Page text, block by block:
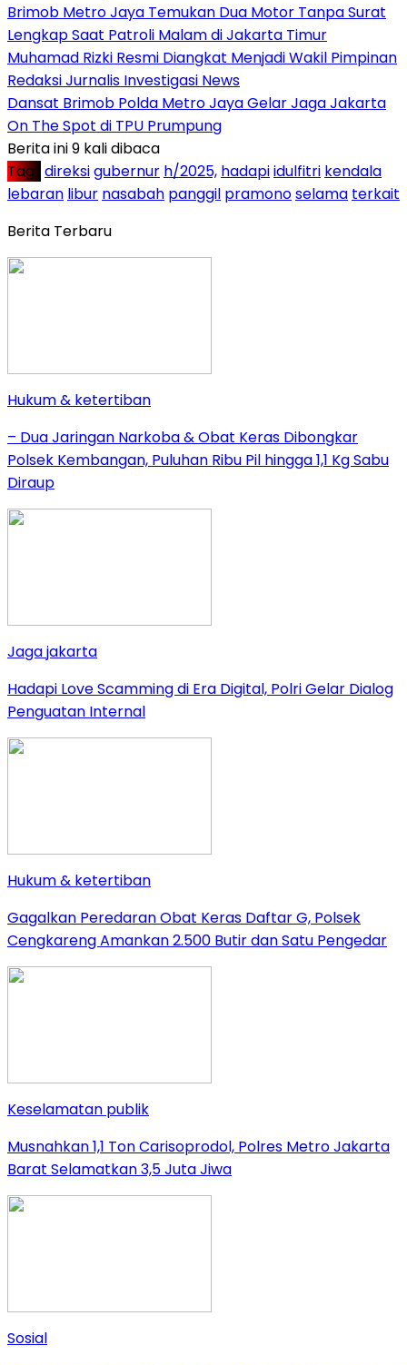
Brimob Metro Jaya Temukan Dua Motor Tanpa Surat
Lengkap Saat Patroli Malam di Jakarta Timur
Muhamad Rizki Resmi Diangkat Menjadi Wakil Pimpinan
Redaksi Jurnalis Investigasi News
Dansat Brimob Polda Metro Jaya Gelar Jaga Jakarta
On The Spot di TPU Prumpung
Berita ini 9 kali dibaca
Tag : direksigubernur h/2025, hadapiidulfitri kendala
lebaran libur nasabah panggil pramonoselama terkait
Berita Terbaru
Hukum & ketertiban
– Dua Jaringan Narkoba & Obat Keras Dibongkar
Polsek Kembangan, Puluhan Ribu Pil hingga 1,1 Kg Sabu
Diraup
Jaga jakarta
Hadapi Love Scamming di Era Digital, Polri Gelar Dialog
Penguatan Internal
Hukum & ketertiban
Gagalkan Peredaran Obat Keras Daftar G, Polsek
Cengkareng Amankan 2.500 Butir dan Satu Pengedar
Keselamatan publik
Musnahkan 1,1 Ton Carisoprodol, Polres Metro Jakarta
Barat Selamatkan 3,5 Juta Jiwa
Sosial